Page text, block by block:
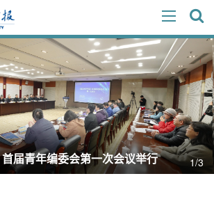
届青年编委会第一次会议举行 1/3